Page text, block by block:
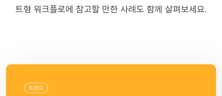
트형 워크플로에 참고할 만한 사례도 함께 살펴보세요.